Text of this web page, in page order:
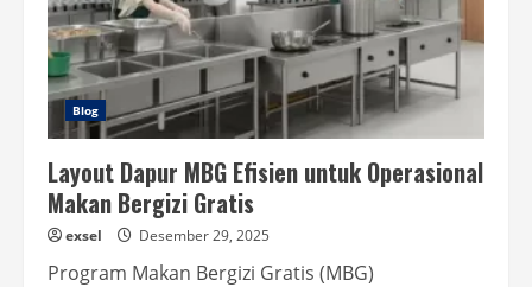
Blog
Layout Dapur MBG Efisien untuk Operasional
Makan Bergizi Gratis
exsel Desember 29, 2025
Program Makan Bergizi Gratis (MBG)